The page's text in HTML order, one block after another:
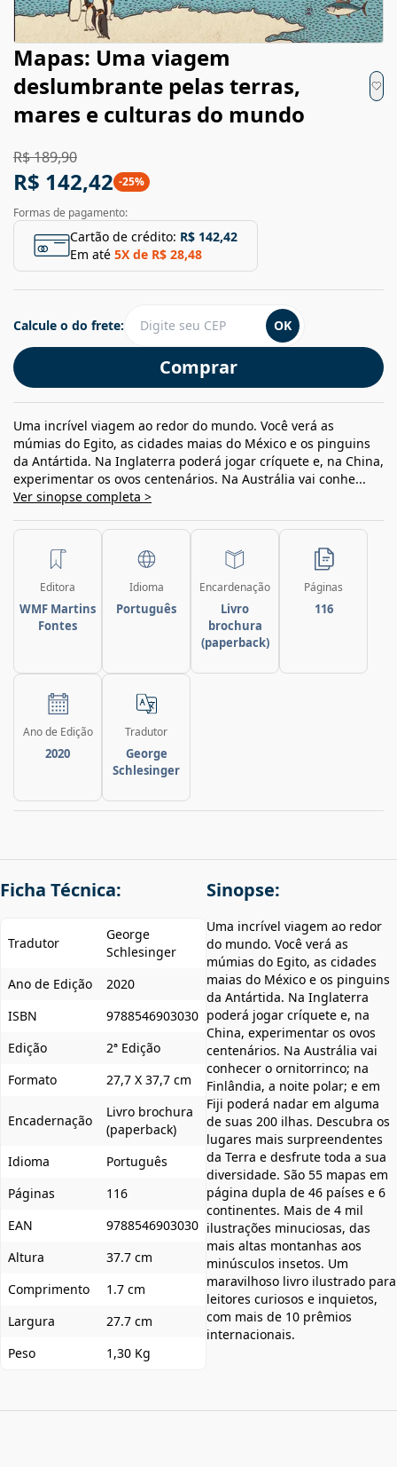
Mapas: Uma viagem
deslumbrante pelas terras,
mares e culturas do mundo
R$ 189,90
R$ 142,42 -25%
Formas de pagamento:
Cartão de crédito: R$ 142,42
Em até 5X de R$ 28,48
Comprar
Calcule o do frete: OK
Uma incrível viagem ao redor do mundo. Você verá as
múmias do Egito, as cidades maias do México e os pinguins
da Antártida. Na Inglaterra poderá jogar críquete e, na China,
experimentar os ovos centenários. Na Austrália vai conhe...
Ver sinopse completa >
Editora
WMF Martins
Fontes
Idioma
Português
Encardenação
Livro
brochura
(paperback)
Páginas
116
Ano de Edição
2020
Tradutor
George
Schlesinger
Ficha Técnica:
Tradutor
George
Schlesinger
Ano de Edição
2020
ISBN
9788546903030
Edição
2ª Edição
Formato
27,7 X 37,7 cm
Encadernação
Livro brochura
(paperback)
Idioma
Português
Páginas
116
EAN
9788546903030
Altura
37.7 cm
Comprimento
1.7 cm
Largura
27.7 cm
Peso
1,30 Kg
Sinopse:
Uma incrível viagem ao redor
do mundo. Você verá as
múmias do Egito, as cidades
maias do México e os pinguins
da Antártida. Na Inglaterra
poderá jogar críquete e, na
China, experimentar os ovos
centenários. Na Austrália vai
conhecer o ornitorrinco; na
Finlândia, a noite polar; e em
Fiji poderá nadar em alguma
de suas 200 ilhas. Descubra os
lugares mais surpreendentes
da Terra e desfrute toda a sua
diversidade. São 55 mapas em
página dupla de 46 países e 6
continentes. Mais de 4 mil
ilustrações minuciosas, das
mais altas montanhas aos
minúsculos insetos. Um
maravilhoso livro ilustrado para
leitores curiosos e inquietos,
com mais de 10 prêmios
internacionais.